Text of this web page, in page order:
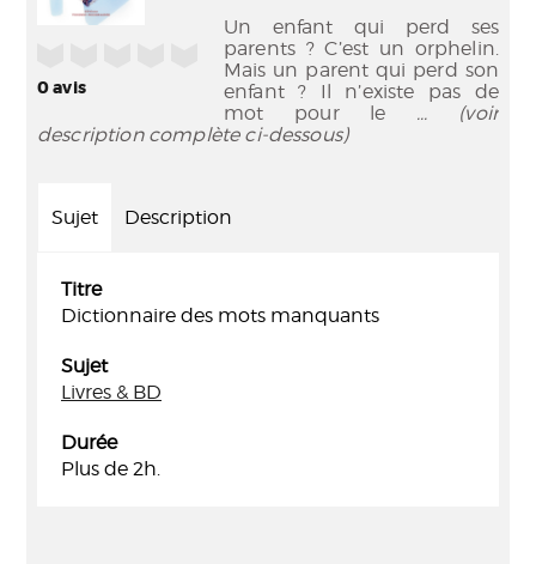
0avis
Un enfant qui perd ses
parents ? C’est un orphelin.
Mais un parent qui perd son
enfant ? Il n’existe pas de
mot pour le ... (voir
description complète ci-dessous)
Sujet Description
Titre
Dictionnaire des mots manquants
Sujet
Livres & BD
Durée
Plus de 2h.